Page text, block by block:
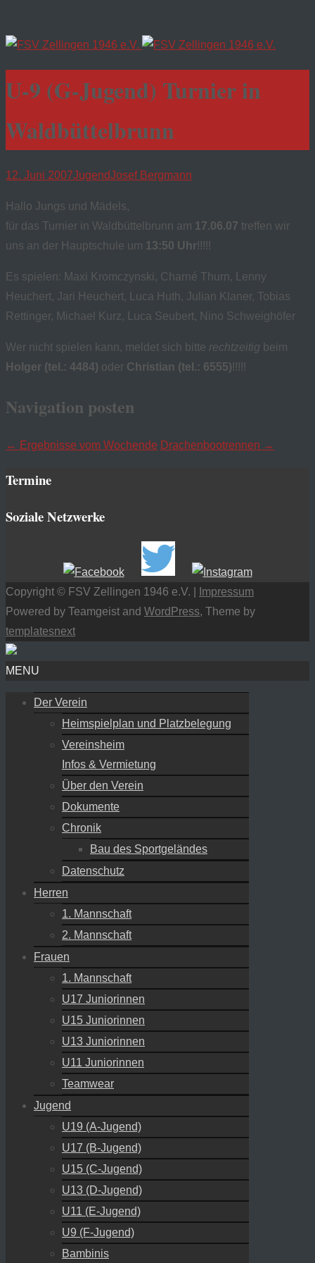
U-9 (G-Jugend) Turnier in
Waldbüttelbrunn
12. Juni 2007JugendJosef Bergmann
Hallo Jungs und Mädels,
für das Turnier in Waldbüttelbrunn am 17.06.07 treffen wir
uns an der Hauptschule um 13:50 Uhr!!!!!
Es spielen: Maxi Kromczynski, Charné Thurn, Lenny
Heuchert, Jari Heuchert, Luca Huth, Julian Klaner, Tobias
Rettinger, Michael Kurz, Luca Seubert, Nino Schweighöfer
Wer nicht spielen kann, meldet sich bitte rechtzeitig beim
Holger (tel.: 4484) oder Christian (tel.: 6555)!!!!!
Navigation posten
← Ergebnisse vom Wochende Drachenbootrennen →
Termine
Soziale Netzwerke
Copyright © FSV Zellingen 1946 e.V. |
Impressum
Powered by Teamgeist and WordPress, Theme by
templatesnext
MENU
Der Verein
Heimspielplan und Platzbelegung
Vereinsheim
Infos & Vermietung
Über den Verein
Dokumente
Chronik
Bau des Sportgeländes
Datenschutz
Herren
1. Mannschaft
2. Mannschaft
Frauen
1. Mannschaft
U17 Juniorinnen
U15 Juniorinnen
U13 Juniorinnen
U11 Juniorinnen
Teamwear
Jugend
U19 (A-Jugend)
U17 (B-Jugend)
U15 (C-Jugend)
U13 (D-Jugend)
U11 (E-Jugend)
U9 (F-Jugend)
Bambinis